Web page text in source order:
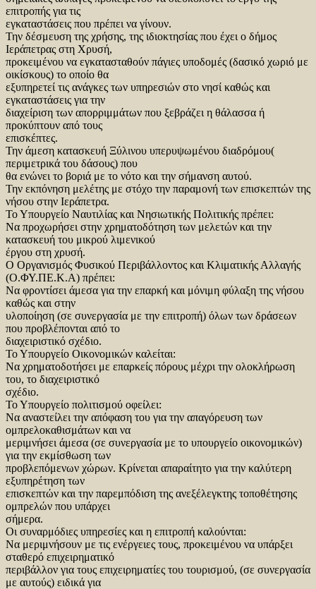
επιτροπής για τις
εγκαταστάσεις που πρέπει να γίνουν.
Την δέσμευση της χρήσης, της ιδιοκτησίας που έχει ο δήμος
Ιεράπετρας στη Χρυσή,
προκειμένου να εγκατασταθούν πάγιες υποδομές (δασικό χωριό με
οικίσκους) το οποίο θα
εξυπηρετεί τις ανάγκες των υπηρεσιών στο νησί καθώς και
εγκαταστάσεις για την
διαχείριση των απορριμμάτων που ξεβράζει η θάλασσα ή
προκύπτουν από τους
επισκέπτες.
Την άμεση κατασκευή Ξύλινου υπερυψωμένου διαδρόμου(
περιμετρικά του δάσους) που
θα ενώνει το βοριά με το νότο και την σήμανση αυτού.
Την εκπόνηση μελέτης με στόχο την παραμονή των επισκεπτών της
νήσου στην Ιεράπετρα.
Το Υπουργείο Ναυτιλίας και Νησιωτικής Πολιτικής πρέπει:
Nα προχωρήσει στην χρηματοδότηση των μελετών και την
κατασκευή του μικρού λιμενικού
έργου στη χρυσή.
Ο Οργανισμός Φυσικού Περιβάλλοντος και Κλιματικής Αλλαγής
(Ο.ΦΥ.ΠΕ.Κ.Α) πρέπει:
Nα φροντίσει άμεσα για την επαρκή και μόνιμη φύλαξη της νήσου
καθώς και στην
υλοποίηση (σε συνεργασία με την επιτροπή) όλων των δράσεων
που προβλέπονται από το
διαχειριστικό σχέδιο.
Το Υπουργείο Οικονομικών καλείται:
Nα χρηματοδοτήσει με επαρκείς πόρους μέχρι την ολοκλήρωση
του, το διαχειριστικό
σχέδιο.
Το Υπουργείο πολιτισμού οφείλει:
Nα αναστείλει την απόφαση του για την απαγόρευση των
ομπρελοκαθισμάτων και να
μεριμνήσει άμεσα (σε συνεργασία με το υπουργείο οικονομικών)
για την εκμίσθωση των
προβλεπόμενων χώρων. Κρίνεται απαραίτητο για την καλύτερη
εξυπηρέτηση των
επισκεπτών και την παρεμπόδιση της ανεξέλεγκτης τοποθέτησης
ομπρελών που υπάρχει
σήμερα.
Οι συναρμόδιες υπηρεσίες και η επιτροπή καλούνται:
Nα μεριμνήσουν με τις ενέργειες τους, προκειμένου να υπάρξει
σταθερό επιχειρηματικό
περιβάλλον για τους επιχειρηματίες του τουρισμού, (σε συνεργασία
με αυτούς) ειδικά για